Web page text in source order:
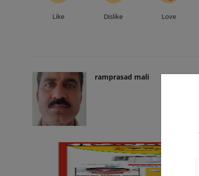
Like Dislike Love
ramprasad mali